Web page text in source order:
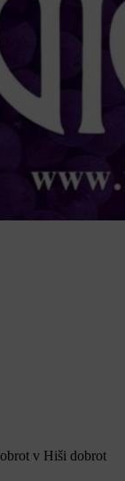
v Hiši dobrot